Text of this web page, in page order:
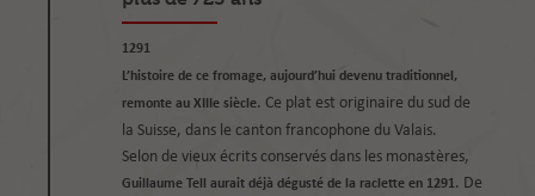
1291
L’histoire de ce fromage, aujourd’hui devenu traditionnel,
remonte au XIIIe siècle. Ce plat est originaire du sud de
la Suisse, dans le canton francophone du Valais.
Selon de vieux écrits conservés dans les monastères,
Guillaume Tell aurait déjà dégusté de la raclette en 1291. De